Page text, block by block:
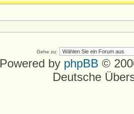
Gehe zu:
Powered by phpBB ©
Deutsche